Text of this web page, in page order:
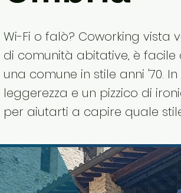
Wi-Fi o falò? Coworking vista
di comunità abitative, è
una comune in stile anni '70.
leggerezza e un pizzico di
per aiutarti a capire quale